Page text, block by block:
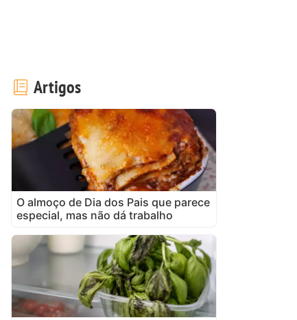
Artigos
O almoço de Dia dos Pais que parece
especial, mas não dá trabalho